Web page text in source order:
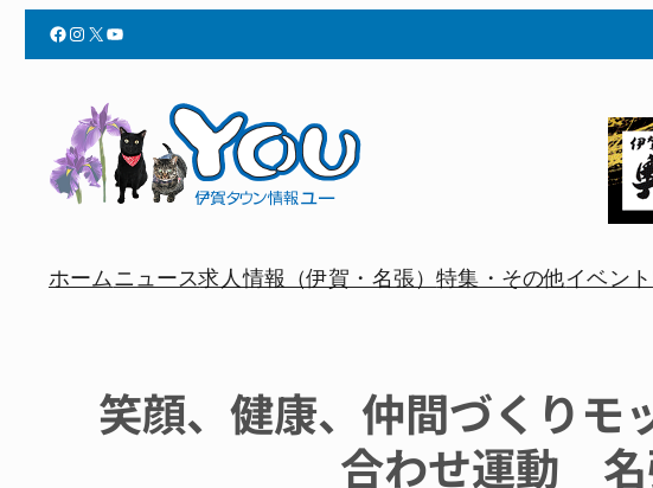
Facebook Instagram X YouTube
ホームニュース求人情報（伊賀・名張）特集・その他イベント
笑顔、健康、仲間づくり
合わせ運動